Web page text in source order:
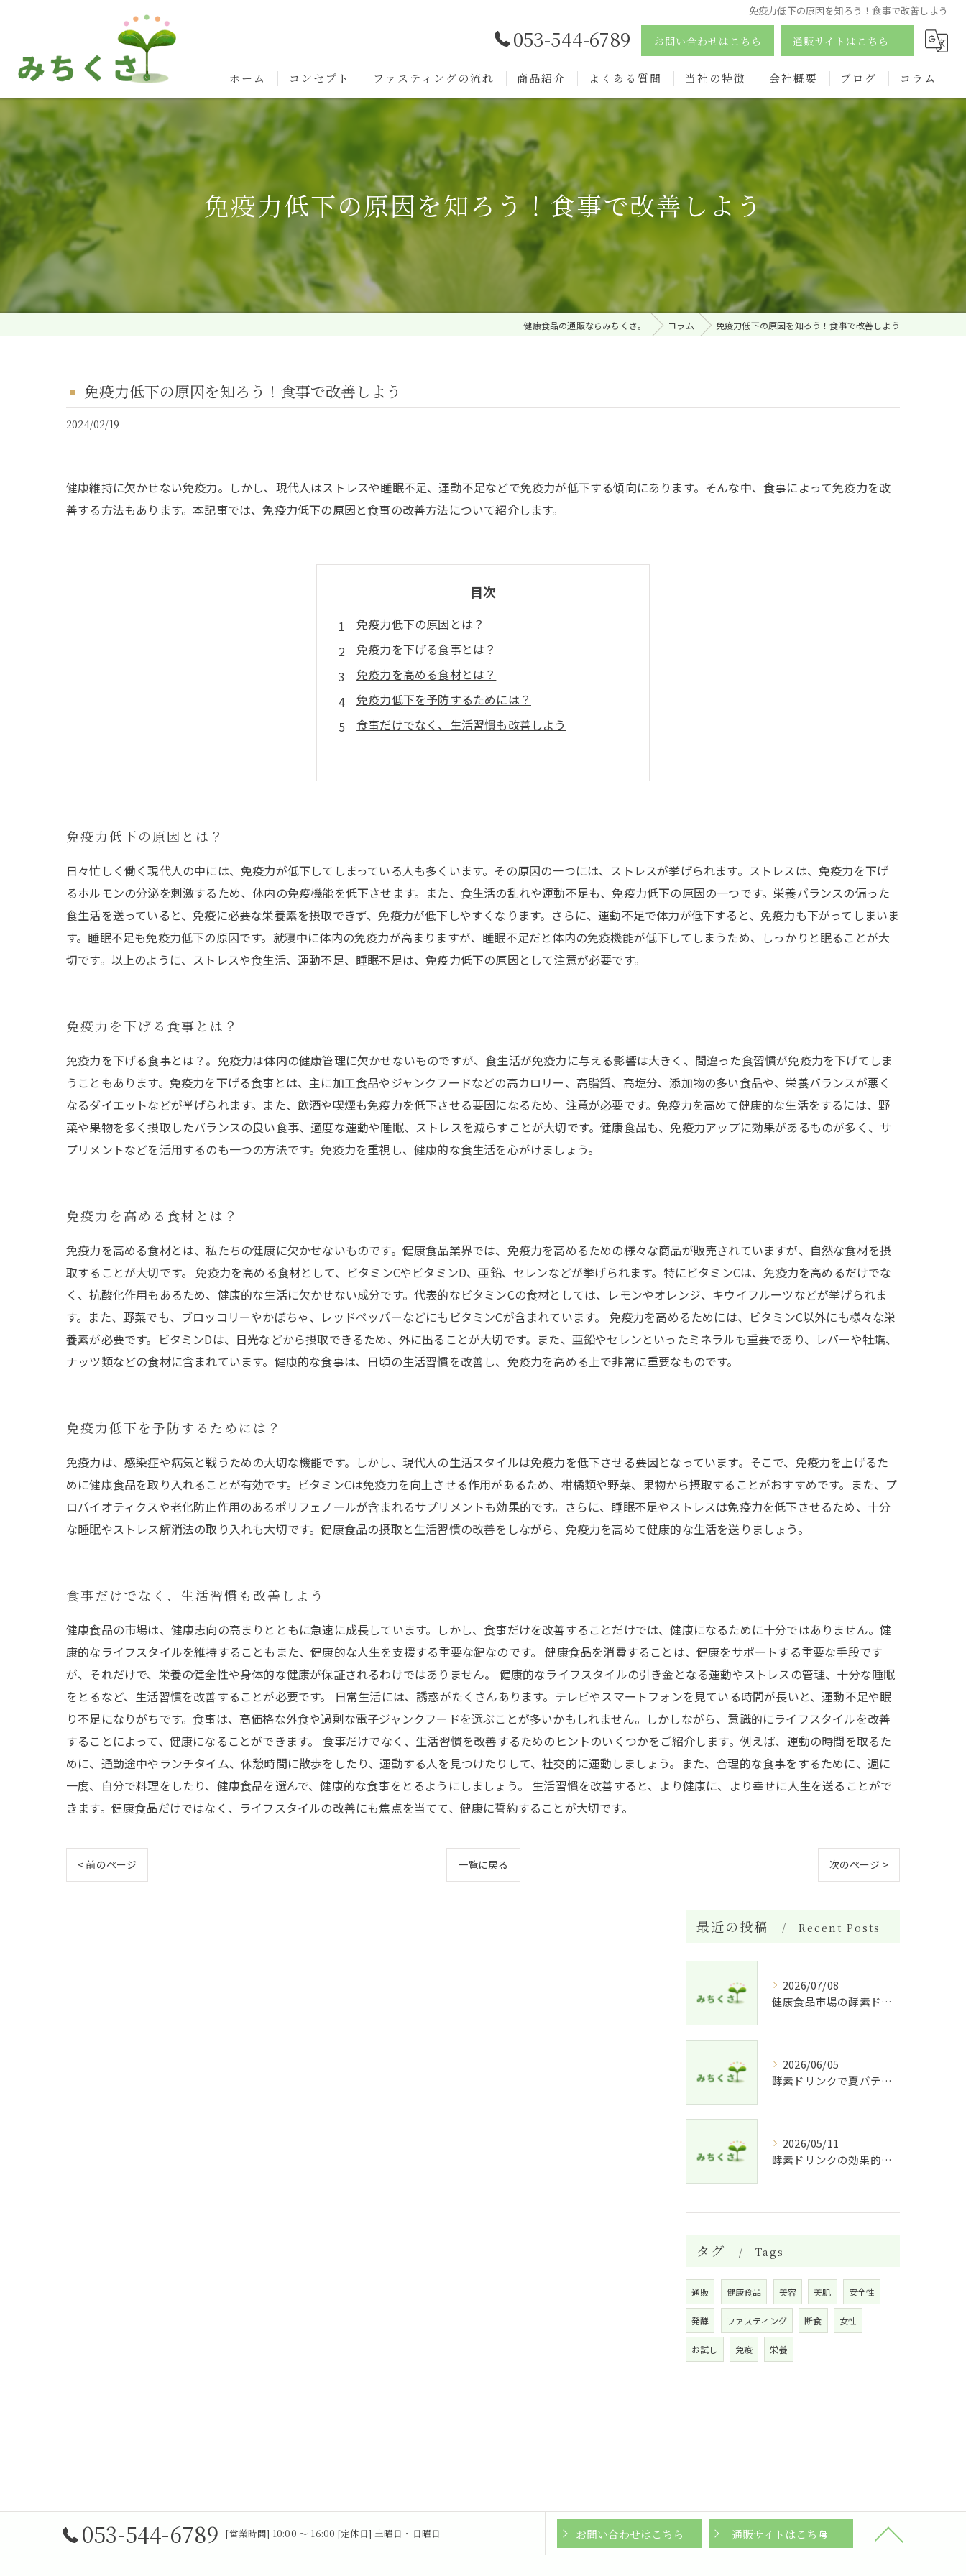
免疫力低下の原因を知ろう！食事で改善しよう
053-544-6789 お問い合わせはこちら 通販サイトはこちら
ホーム コンセプト ファスティングの流れ 商品紹介 よくある質問 当社の特徴
サプリ
オーガニック
会社概要 ブログ コラム
免疫力低下の原因を知ろう！食事で改善しよう
健康食品の通販ならみちくさ。 コラム 免疫力低下の原因を知ろう！食事で改善しよう
免疫力低下の原因を知ろう！食事で改善しよう
2024/02/19
健康維持に欠かせない免疫力。しかし、現代人はストレスや睡眠不足、運動不足などで免疫力が低下する傾向にあります。そんな中、食事によって免疫力を改
善する方法もあります。本記事では、免疫力低下の原因と食事の改善方法について紹介します。
目次
免疫力低下の原因とは？
免疫力を下げる食事とは？
免疫力を高める食材とは？
免疫力低下を予防するためには？
食事だけでなく、生活習慣も改善しよう
免疫力低下の原因とは？
日々忙しく働く現代人の中には、免疫力が低下してしまっている人も多くいます。その原因の一つには、ストレスが挙げられます。ストレスは、免疫力を下げ
るホルモンの分泌を刺激するため、体内の免疫機能を低下させます。また、食生活の乱れや運動不足も、免疫力低下の原因の一つです。栄養バランスの偏った
食生活を送っていると、免疫に必要な栄養素を摂取できず、免疫力が低下しやすくなります。さらに、運動不足で体力が低下すると、免疫力も下がってしまいま
す。睡眠不足も免疫力低下の原因です。就寝中に体内の免疫力が高まりますが、睡眠不足だと体内の免疫機能が低下してしまうため、しっかりと眠ることが大
切です。以上のように、ストレスや食生活、運動不足、睡眠不足は、免疫力低下の原因として注意が必要です。
免疫力を下げる食事とは？
免疫力を下げる食事とは？。免疫力は体内の健康管理に欠かせないものですが、食生活が免疫力に与える影響は大きく、間違った食習慣が免疫力を下げてしま
うこともあります。免疫力を下げる食事とは、主に加工食品やジャンクフードなどの高カロリー、高脂質、高塩分、添加物の多い食品や、栄養バランスが悪く
なるダイエットなどが挙げられます。また、飲酒や喫煙も免疫力を低下させる要因になるため、注意が必要です。免疫力を高めて健康的な生活をするには、野
菜や果物を多く摂取したバランスの良い食事、適度な運動や睡眠、ストレスを減らすことが大切です。健康食品も、免疫力アップに効果があるものが多く、サ
プリメントなどを活用するのも一つの方法です。免疫力を重視し、健康的な食生活を心がけましょう。
免疫力を高める食材とは？
免疫力を高める食材とは、私たちの健康に欠かせないものです。健康食品業界では、免疫力を高めるための様々な商品が販売されていますが、自然な食材を摂
取することが大切です。 免疫力を高める食材として、ビタミンCやビタミンD、亜鉛、セレンなどが挙げられます。特にビタミンCは、免疫力を高めるだけでな
く、抗酸化作用もあるため、健康的な生活に欠かせない成分です。代表的なビタミンCの食材としては、レモンやオレンジ、キウイフルーツなどが挙げられま
す。また、野菜でも、ブロッコリーやかぼちゃ、レッドペッパーなどにもビタミンCが含まれています。 免疫力を高めるためには、ビタミンC以外にも様々な栄
養素が必要です。ビタミンDは、日光などから摂取できるため、外に出ることが大切です。また、亜鉛やセレンといったミネラルも重要であり、レバーや牡蠣、
ナッツ類などの食材に含まれています。健康的な食事は、日頃の生活習慣を改善し、免疫力を高める上で非常に重要なものです。
免疫力低下を予防するためには？
免疫力は、感染症や病気と戦うための大切な機能です。しかし、現代人の生活スタイルは免疫力を低下させる要因となっています。そこで、免疫力を上げるた
めに健康食品を取り入れることが有効です。ビタミンCは免疫力を向上させる作用があるため、柑橘類や野菜、果物から摂取することがおすすめです。また、プ
ロバイオティクスや老化防止作用のあるポリフェノールが含まれるサプリメントも効果的です。さらに、睡眠不足やストレスは免疫力を低下させるため、十分
な睡眠やストレス解消法の取り入れも大切です。健康食品の摂取と生活習慣の改善をしながら、免疫力を高めて健康的な生活を送りましょう。
食事だけでなく、生活習慣も改善しよう
健康食品の市場は、健康志向の高まりとともに急速に成長しています。しかし、食事だけを改善することだけでは、健康になるために十分ではありません。健
康的なライフスタイルを維持することもまた、健康的な人生を支援する重要な鍵なのです。 健康食品を消費することは、健康をサポートする重要な手段です
が、それだけで、栄養の健全性や身体的な健康が保証されるわけではありません。 健康的なライフスタイルの引き金となる運動やストレスの管理、十分な睡眠
をとるなど、生活習慣を改善することが必要です。 日常生活には、誘惑がたくさんあります。テレビやスマートフォンを見ている時間が長いと、運動不足や眠
り不足になりがちです。食事は、高価格な外食や過剰な電子ジャンクフードを選ぶことが多いかもしれません。しかしながら、意識的にライフスタイルを改善
することによって、健康になることができます。 食事だけでなく、生活習慣を改善するためのヒントのいくつかをご紹介します。例えば、運動の時間を取るた
めに、通勤途中やランチタイム、休憩時間に散歩をしたり、運動する人を見つけたりして、社交的に運動しましょう。また、合理的な食事をするために、週に
一度、自分で料理をしたり、健康食品を選んで、健康的な食事をとるようにしましょう。 生活習慣を改善すると、より健康に、より幸せに人生を送ることがで
きます。健康食品だけではなく、ライフスタイルの改善にも焦点を当てて、健康に誓約することが大切です。
< 前のページ 一覧に戻る 次のページ >
最近の投稿 Recent Posts
2026/07/08
健康食品市場の酵素ドリンク特徴比較
2026/06/05
酵素ドリンクで夏バテ予防法
2026/05/11
酵素ドリンクの効果的な飲み方と適した人
タグ Tags
通販 健康食品 美容 美肌 安全性
発酵 ファスティング 断食 女性
お試し 免疫 栄養
053-544-6789 [営業時間] 10:00 〜 16:00 [定休日] 土曜日・日曜日 お問い合わせはこちら 通販サイトはこちら